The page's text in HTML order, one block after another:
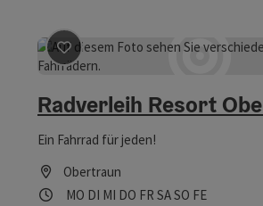
Beitrag merken
Radverleih Resort
Ein Fahrrad für jeden!
Obertraun
Öffnungszeiten
MO Montag geöffnet
DI Dienstag geöffnet
MI Mittwoch geöffnet
DO Donnerstag geöffnet
FR Freitag geöffnet
SASamstag
SO Sonntag
FEFeiertag